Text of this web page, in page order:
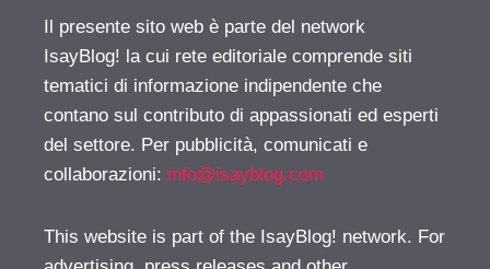
Il presente sito web è parte del network
IsayBlog! la cui rete editoriale comprende siti
tematici di informazione indipendente che
contano sul contributo di appassionati ed esperti
del settore. Per pubblicità, comunicati e
collaborazioni: info@isayblog.com
This website is part of the IsayBlog! network. For